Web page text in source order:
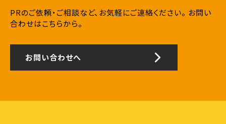
PRのご依頼・ご相談など、お気軽にご連絡ください。 お問い
合わせはこちらから。
お問い合わせへ